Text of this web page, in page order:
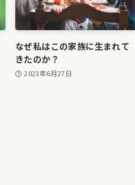
なぜ私はこの家族に生まれて
きたのか？
2023年6月27日